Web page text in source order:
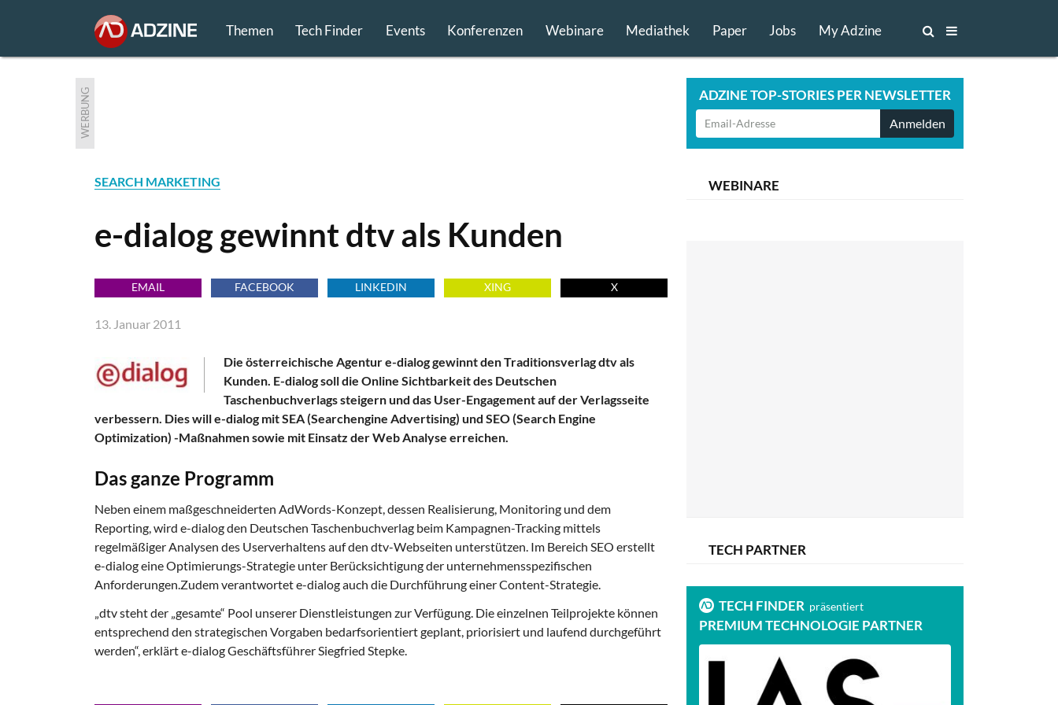
Themen Tech Finder Events Konferenzen Webinare Mediathek Paper Jobs My Adzine
WERBUNG ADZINE TOP-STORIES PER NEWSLETTER
Anmelden
SEARCH MARKETING
e-dialog gewinnt dtv als Kunden
EMAIL FACEBOOK LINKEDIN XING X
13. Januar 2011
Die österreichische Agentur e-dialog gewinnt den Traditionsverlag dtv als
Kunden. E-dialog soll die Online Sichtbarkeit des Deutschen
Taschenbuchverlags steigern und das User-Engagement auf der Verlagsseite
verbessern. Dies will e-dialog mit SEA (Searchengine Advertising) und SEO (Search Engine
Optimization) -Maßnahmen sowie mit Einsatz der Web Analyse erreichen.
Das ganze Programm
Neben einem maßgeschneiderten AdWords-Konzept, dessen Realisierung, Monitoring und dem
Reporting, wird e-dialog den Deutschen Taschenbuchverlag beim Kampagnen-Tracking mittels
regelmäßiger Analysen des Userverhaltens auf den dtv-Webseiten unterstützen. Im Bereich SEO erstellt
e-dialog eine Optimierungs-Strategie unter Berücksichtigung der unternehmensspezifischen
Anforderungen.Zudem verantwortet e-dialog auch die Durchführung einer Content-Strategie.
„dtv steht der „gesamte“ Pool unserer Dienstleistungen zur Verfügung. Die einzelnen Teilprojekte können
entsprechend den strategischen Vorgaben bedarfsorientiert geplant, priorisiert und laufend durchgeführt
werden“, erklärt e-dialog Geschäftsführer Siegfried Stepke.
WEBINARE
TECH PARTNER
TECH FINDER präsentiert
PREMIUM TECHNOLOGIE PARTNER